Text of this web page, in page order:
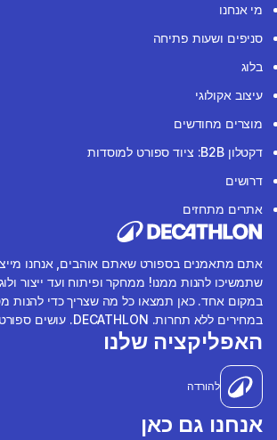
מי אנחנו
סניפים ושעות פתיחה
בלוג
עיצוב אקולוגי
מוצרים מחודשים
דקטלון B2B: ציוד ספורט למוסדות
דרושים
אתרים מתחזים
אתם מתאמנים בספורט שאתם אוהבים, אנחנו
שתמשיכו להנות ממנו! ממחקר ופיתוח ועד ייצור
במקום אחד. כאן תמצאו כל מה שצריך כדי להנות
במחירים ללא תחרות. DECATHLON. עושים ספורט יחד!
האפליקציה שלנו
להורדה
אנחנו גם כאן